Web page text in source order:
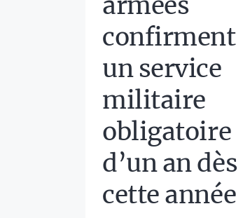
confirment
un service
militaire
obligatoire
d’un an dès
cette année